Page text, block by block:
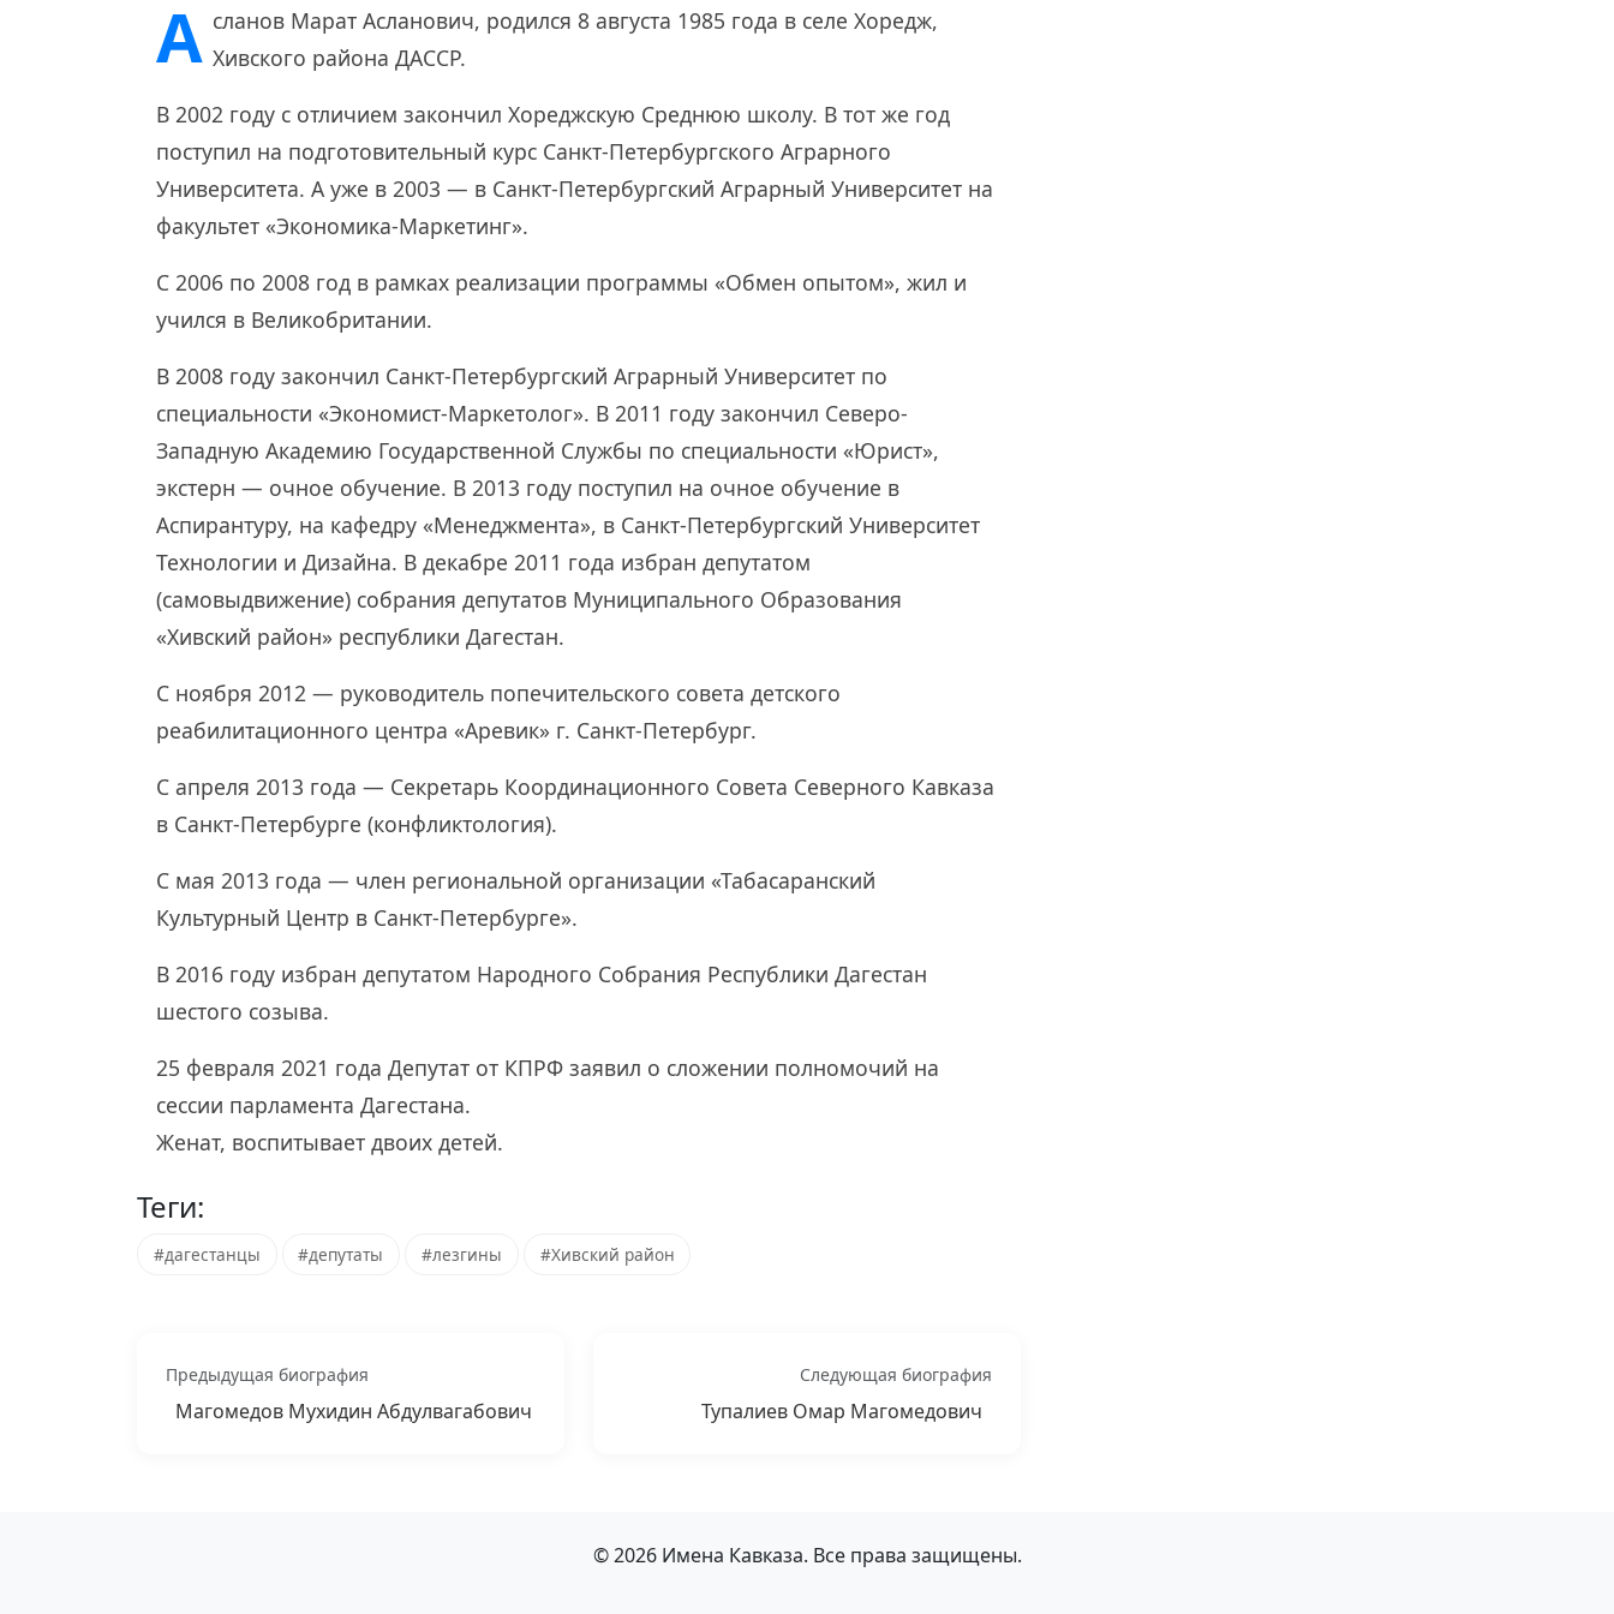
А сланов Марат Асланович, родился 8 августа 1985 года в селе Хоредж,
Хивского района ДАССР.
В 2002 году с отличием закончил Хореджскую Среднюю школу. В тот же год
поступил на подготовительный курс Санкт-Петербургского Аграрного
Университета. А уже в 2003 — в Санкт-Петербургский Аграрный Университет на
факультет «Экономика-Маркетинг».
С 2006 по 2008 год в рамках реализации программы «Обмен опытом», жил и
учился в Великобритании.
В 2008 году закончил Санкт-Петербургский Аграрный Университет по
специальности «Экономист-Маркетолог». В 2011 году закончил Северо-
Западную Академию Государственной Службы по специальности «Юрист»,
экстерн — очное обучение. В 2013 году поступил на очное обучение в
Аспирантуру, на кафедру «Менеджмента», в Санкт-Петербургский Университет
Технологии и Дизайна. В декабре 2011 года избран депутатом
(самовыдвижение) собрания депутатов Муниципального Образования
«Хивский район» республики Дагестан.
С ноября 2012 — руководитель попечительского совета детского
реабилитационного центра «Аревик» г. Санкт-Петербург.
С апреля 2013 года — Секретарь Координационного Совета Северного Кавказа
в Санкт-Петербурге (конфликтология).
C мая 2013 года — член региональной организации «Табасаранский
Культурный Центр в Санкт-Петербурге».
В 2016 году избран депутатом Народного Собрания Республики Дагестан
шестого созыва.
25 февраля 2021 года Депутат от КПРФ заявил о сложении полномочий на
сессии парламента Дагестана.
Женат, воспитывает двоих детей.
Теги:
#дагестанцы #депутаты #лезгины #Хивский район
Предыдущая биография
Магомедов Мухидин Абдулвагабович
Следующая биография
Тупалиев Омар Магомедович
© 2026 Имена Кавказа. Все права защищены.